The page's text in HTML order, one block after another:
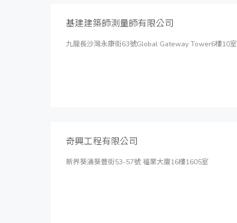
基建建築師測量師有限公司
九龍長沙灣永康街63號Global Gateway Tower6樓10室
奇興工程有限公司
新界葵涌葵豐街53-57號 福業大廈16樓1605室